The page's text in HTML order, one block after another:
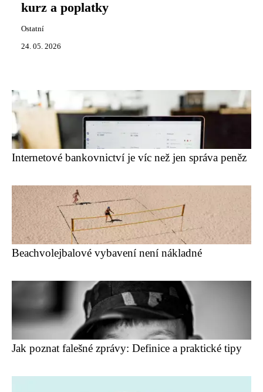
kurz a poplatky
Ostatní
24. 05. 2026
Internetové bankovnictví je víc než jen správa peněz
Beachvolejbalové vybavení není nákladné
Jak poznat falešné zprávy: Definice a praktické tipy